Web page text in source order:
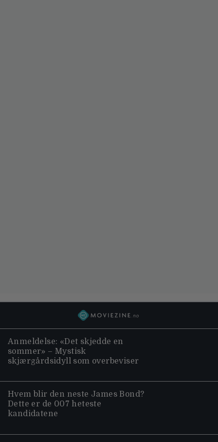
Anmeldelse: «Det skjedde en
sommer» – Mystisk
skjærgårdsidyll som overbeviser
Hvem blir den neste James Bond?
Dette er de 007 heteste
kandidatene